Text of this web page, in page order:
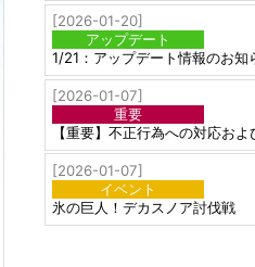
[2026-01-20]
アップデート
1/21：アップデート情報のお知
[2026-01-07]
重要
【重要】不正行為への対応お
[2026-01-07]
イベント
氷の巨人！デカスノア討伐戦